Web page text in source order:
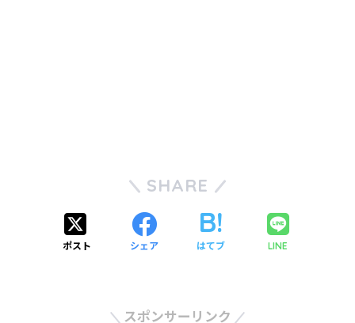
SHARE
ポスト シェア はてブ LINE
スポンサーリンク